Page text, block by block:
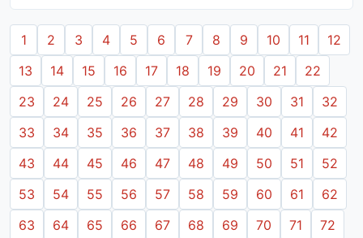
1 2 3 4 5 6 7 8 9 10 11
12
13
14 15 16 17 18 19 20 21
22
23
24 25 26 27 28 29 30 31
32
33
34 35 36 37 38 39 40 41
42
43
44 45 46 47 48 49 50 51
52
53
54 55 56 57 58 59 60 61
62
63
64 65 66 67 68 69 70 71
72